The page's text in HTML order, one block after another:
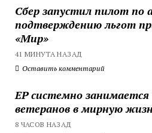
Сбер запустил пилот по
подтверждению льгот
«Мир»
41 МИНУТА НАЗАД
Оставить комментарий
ЕР системно
ветеранов в мирную
8 ЧАСОВ НАЗАД